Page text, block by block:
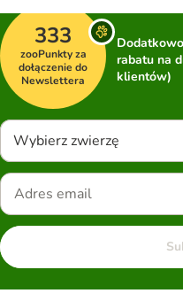
333
zooPunkty za
dołączenie do
Newslettera
rabatu na
klientów)
Wybierz zwierzę